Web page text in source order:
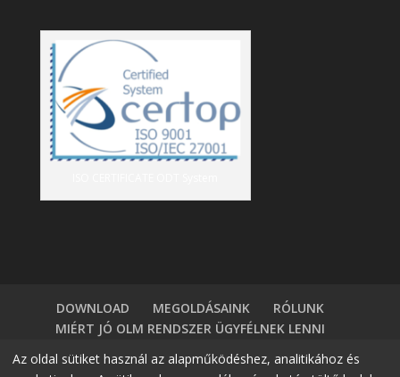
DOWNLOAD MEGOLDÁSAINK
RÓLUNK
MIÉRT JÓ OLM RENDSZER ÜGYFÉLNEK LENNI
BELÉPÉS
DEMÓ IGÉNYLÉS KAPCSOLAT
Az oldal sütiket használ az alapműködéshez, analitikához és